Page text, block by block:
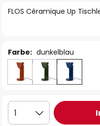
FLOS Céramique Up
Farbe: dunkelblau
1